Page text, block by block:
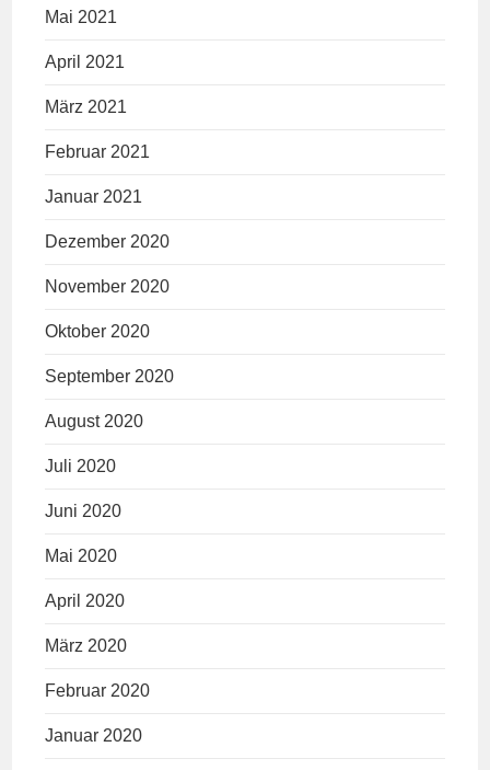
Mai 2021
April 2021
März 2021
Februar 2021
Januar 2021
Dezember 2020
November 2020
Oktober 2020
September 2020
August 2020
Juli 2020
Juni 2020
Mai 2020
April 2020
März 2020
Februar 2020
Januar 2020